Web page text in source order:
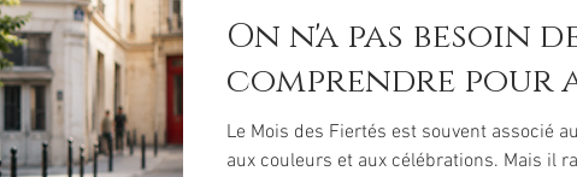
On n'a pas besoin
comprendre pour
Le Mois des Fiertés est souvent associé
aux couleurs et aux célébrations. Mais il raconte aussi des